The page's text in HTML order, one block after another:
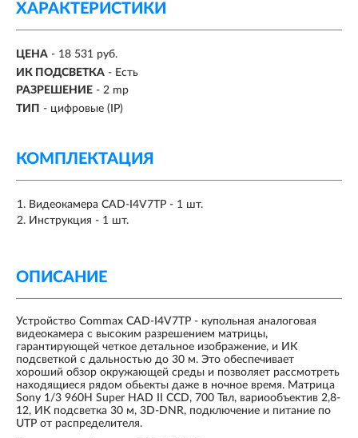
ХАРАКТЕРИСТИКИ
ЦЕНА - 18 531 руб.
ИК ПОДСВЕТКА - Есть
РАЗРЕШЕНИЕ - 2 mp
ТИП - цифровые (IP)
КОМПЛЕКТАЦИЯ
Видеокамера CAD-I4V7TP - 1 шт.
Инструкция - 1 шт.
ОПИСАНИЕ
Устройство Commax CAD-I4V7TP - купольная аналоговая
видеокамера с высоким разрешением матрицы,
гарантирующей четкое детальное изображение, и ИК
подсветкой с дальностью до 30 м. Это обеспечивает
хороший обзор окружающей среды и позволяет рассмотреть
находящиеся рядом обьекты даже в ночное время. Матрица
Sony 1/3 960H Super HAD II CCD, 700 Твл, вариообъектив 2,8-
12, ИК подсветка 30 м, 3D-DNR, подключение и питание по
UTP от распределителя.